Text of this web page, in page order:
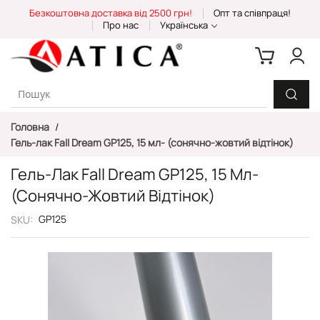
Content
Безкоштовна доставка від 2500 грн!
Опт та співпраця!
Про нас
Українська
Головна
Гель-лак Fall Dream GP125, 15 мл- (сонячно-жовтий відтінок)
Гель-Лак Fall Dream GP125, 15 Мл-
(сонячно-Жовтий Відтінок)
SKU GP125